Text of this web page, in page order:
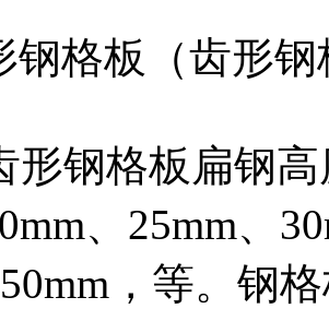
钢格板（齿形
钢格板扁钢高
、25mm、
，等。钢